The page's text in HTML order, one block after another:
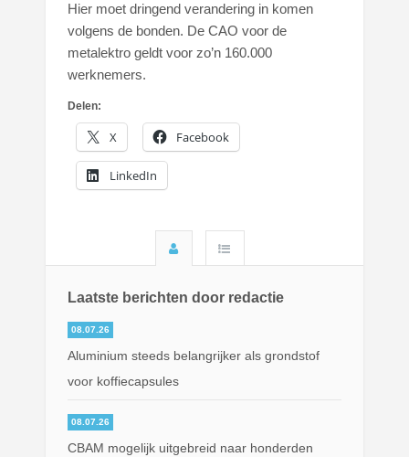
Hier moet dringend verandering in komen
volgens de bonden. De CAO voor de
metalektro geldt voor zo’n 160.000
werknemers.
Delen:
X Facebook
LinkedIn
Laatste berichten door redactie
08.07.26
Aluminium steeds belangrijker als grondstof
voor koffiecapsules
08.07.26
CBAM mogelijk uitgebreid naar honderden